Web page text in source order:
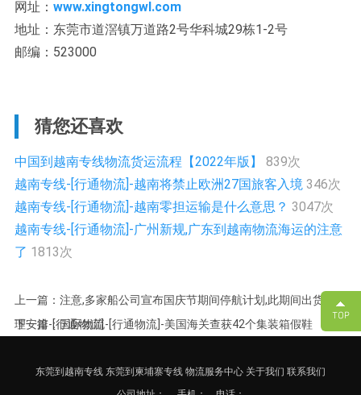
网址： www.xingtongwl.com
地址：东莞市道滘镇万道路2号华科城29栋1-2号
邮编：523000
猜您还喜欢
中国到越南专线物流货运流程【2022年版】 839次
越南专线-[行通物流]-越南将禁止欧洲27国旅客入境 346次
越南专线-[行通物流]-越南零担运输是什么意思？ 3047次
越南专线-[行通物流]-广州新规,广东到越南物流海运的注意
了 1813次
上一篇：注意,多家船公司宣布国庆节期间停航计划,此期间出货请合
理安排-[行通物流]
下一篇：国际物流-[行通物流]-美国海关查获42个集装箱假鞋
东莞到越南专线 东莞到柬埔寨专线 物流服务中心 关于我们 联系我们